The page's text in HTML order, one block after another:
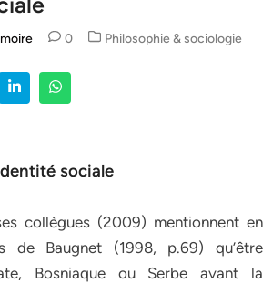
0
Posted
Philosophie & sociologie
sociale
collègues (2009) mentionnent en
de Baugnet (1998, p.69) qu’être
Bosniaque ou Serbe avant la